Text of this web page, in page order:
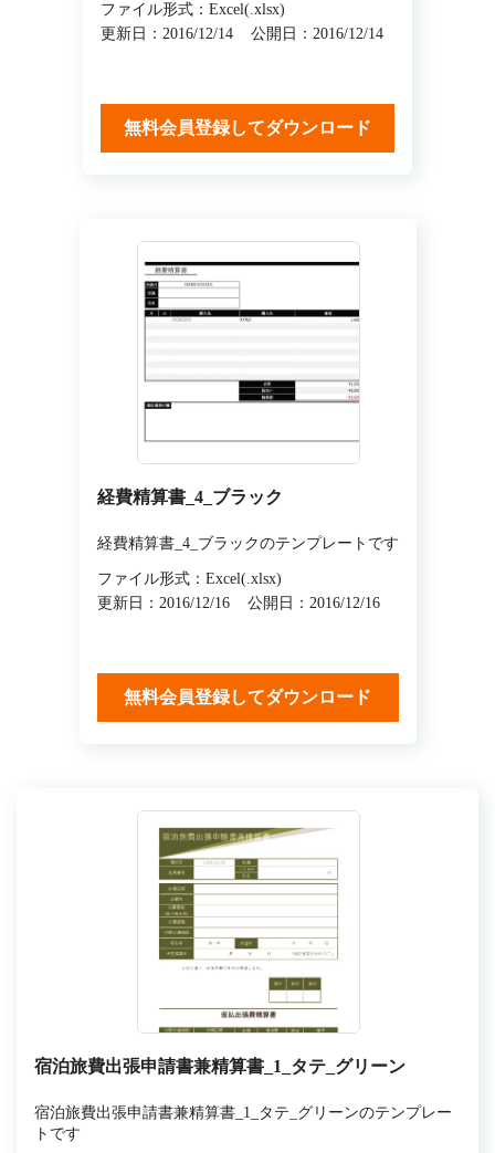
ファイル形式：Excel(.xlsx)
更新日：2016/12/14
公開日：2016/12/14
無料会員登録してダウンロード
経費精算書_4_ブラック
経費精算書_4_ブラックのテンプレートです
ファイル形式：Excel(.xlsx)
更新日：2016/12/16
公開日：2016/12/16
無料会員登録してダウンロード
宿泊旅費出張申請書兼精算書_1_タテ_グリーン
宿泊旅費出張申請書兼精算書_1_タテ_グリーンのテンプレー
トです